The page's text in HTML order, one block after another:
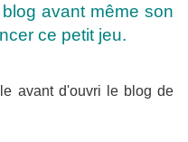
avant même son
ce petit jeu.
avant d'ouvri le blog de